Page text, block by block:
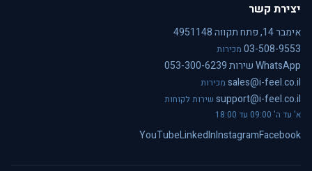
יצירת קשר
אימבר 14, פתח תקווה 4951148
03-508-9553 מכירות
WhatsApp שירות 053-300-6239
sales@i-feel.co.il מכירות
support@i-feel.co.il שירות לקוחות
א' עד ה' 09:00 עד 18:00
Facebook
Instagram
LinkedIn
YouTube